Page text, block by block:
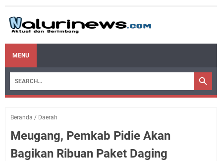
MENU
Beranda / Daerah
Meugang, Pemkab Pidie Akan
Bagikan Ribuan Paket Daging